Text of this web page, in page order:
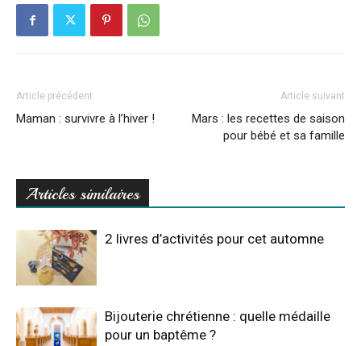
Article précédent
Maman : survivre à l’hiver !
Article suivant
Mars : les recettes de saison
pour bébé et sa famille
Articles similaires
2 livres d’activités pour cet automne
Bijouterie chrétienne : quelle médaille
pour un baptême ?